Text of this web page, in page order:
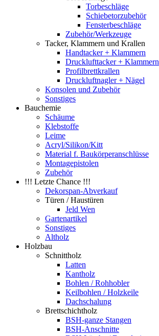
Torbeschläge
Schiebetorzubehör
Fensterbeschläge
Zubehör/Werkzeuge
Tacker, Klammern und Krallen
Handtacker + Klammern
Drucklufttacker + Klammern
Profilbrettkrallen
Druckluftnagler + Nägel
Konsolen und Zubehör
Sonstiges
Bauchemie
Schäume
Klebstoffe
Leime
Acryl/Silikon/Kitt
Material f. Baukörperanschlüsse
Montagepistolen
Zubehör
!!! Letzte Chance !!!
Dekorspan-Abverkauf
Türen / Haustüren
Jeld Wen
Gartenartikel
Sonstiges
Altholz
Holzbau
Schnittholz
Latten
Kantholz
Bohlen / Rohhobler
Keilbohlen / Holzkeile
Dachschalung
Brettschichtholz
BSH-ganze Stangen
BSH-Anschnitte